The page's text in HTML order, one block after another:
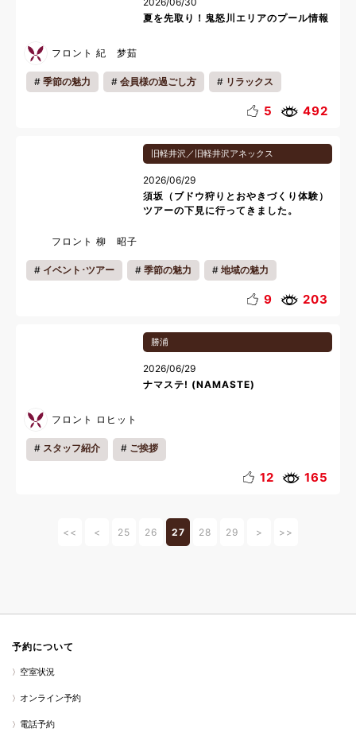
夏を先取り！鬼怒川エリアのプール情報
フロント 紀 梦茹
季節の魅力 会員様の過ごし方 リラックス
5 492
旧軽井沢／旧軽井沢アネックス
2026/06/29
須坂（ブドウ狩りとおやきづくり体験）
ツアーの下見に行ってきました。
フロント 柳 昭子
イベント･ツアー 季節の魅力 地域の魅力
9 203
勝浦
2026/06/29
ナマステ! (NAMASTE)
フロント ロヒット
スタッフ紹介 ご挨拶
12 165
<< < 25 26 27 28 29 > >>
予約について
空室状況
オンライン予約
電話予約